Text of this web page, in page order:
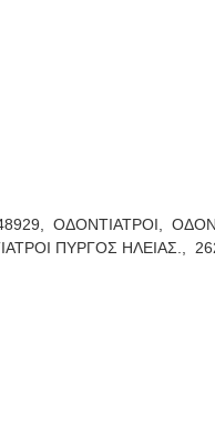
ΟΔΟΝΤΙΑΤΡΟΙ,
ΠΥΡΓΟΣ ΗΛΕΙΑΣ.,